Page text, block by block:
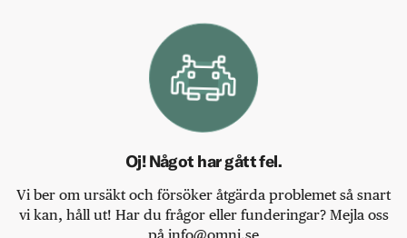
Oj! Något har gått fel.
Vi ber om ursäkt och försöker åtgärda problemet så snart
vi kan, håll ut! Har du frågor eller funderingar? Mejla oss